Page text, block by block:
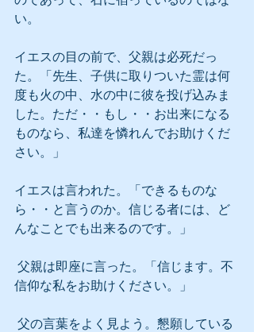
い。
イエスの目の前で、父親は必死だっ
た。「先生、子供に取りついた霊は何
度も火の中、水の中に彼を投げ込みま
した。ただ・・もし・・お出来になる
ものなら、私達を憐れんでお助けくだ
さい。」
イエスは言われた。「できるものな
ら・・と言うのか。信じる者には、ど
んなことでも出来るのです。」
信仰な私をお助けください。」